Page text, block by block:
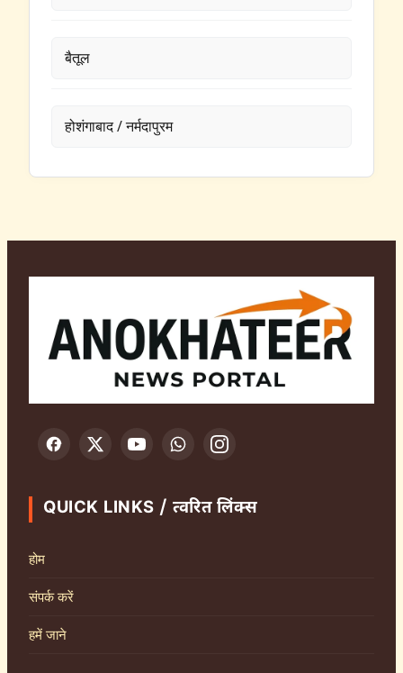
बैतूल
होशंगाबाद / नर्मदापुरम
QUICK LINKS / त्वरित लिंक्स
होम
संपर्क करें
हमें जाने